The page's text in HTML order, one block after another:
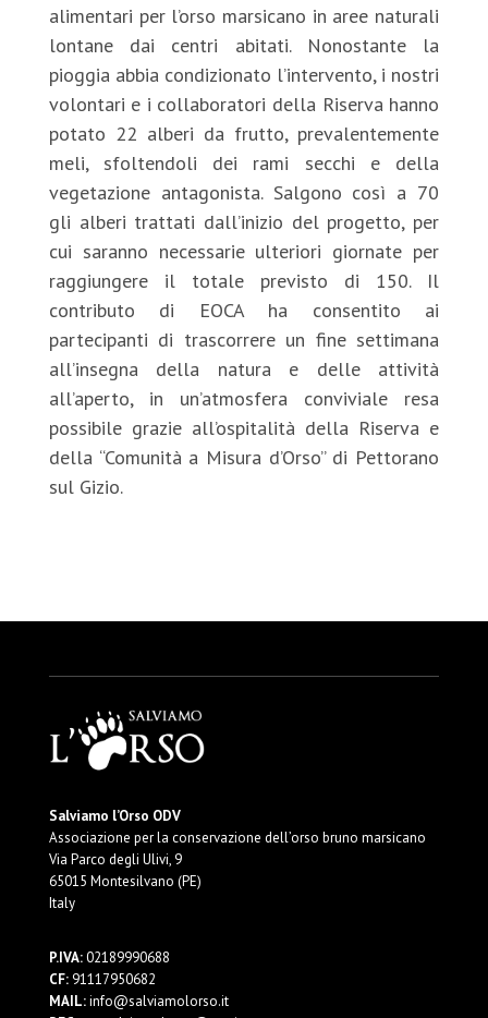
alimentari per l’orso marsicano in aree naturali
lontane dai centri abitati. Nonostante la
pioggia abbia condizionato l’intervento, i nostri
volontari e i collaboratori della Riserva hanno
potato 22 alberi da frutto, prevalentemente
meli, sfoltendoli dei rami secchi e della
vegetazione antagonista. Salgono così a 70
gli alberi trattati dall’inizio del progetto, per
cui saranno necessarie ulteriori giornate per
raggiungere il totale previsto di 150. Il
contributo di EOCA ha consentito ai
partecipanti di trascorrere un fine settimana
all’insegna della natura e delle attività
all’aperto, in un’atmosfera conviviale resa
possibile grazie all’ospitalità della Riserva e
della “Comunità a Misura d’Orso” di Pettorano
sul Gizio.
Salviamo l’Orso ODV
Associazione per la conservazione dell’orso bruno marsicano
Via Parco degli Ulivi, 9
65015 Montesilvano (PE)
Italy
P.IVA:02189990688
CF:91117950682
MAIL:info@salviamolorso.it